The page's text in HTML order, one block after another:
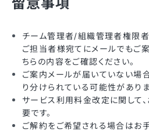
チーム管理者/組織管理者権限
ご担当者様宛てにメールでもご
ちらの内容をご確認ください。
ご案内メールが届いていない場
り分けられている可能性がありま
サービス利用料金改定に関して
要です。
ご解約をご希望される場合はお